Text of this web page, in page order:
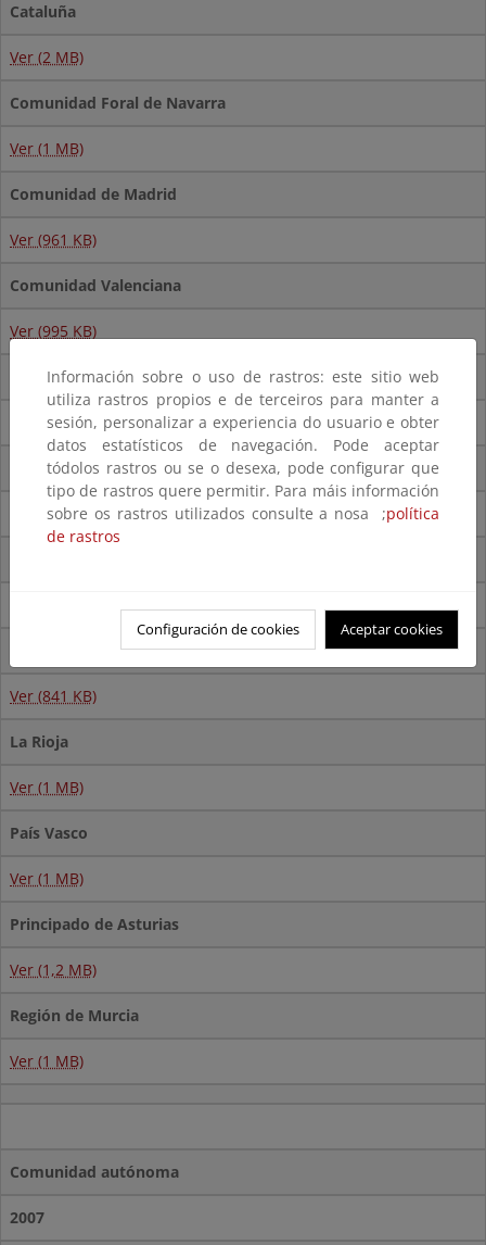
Cataluña
Ver (2 MB)
Comunidad Foral de Navarra
Ver (1 MB)
Comunidad de Madrid
Ver (961 KB)
Comunidad Valenciana
Ver (995 KB)
Extremadura
Ver (1,3 MB)
Galicia
Ver (1,2 MB)
Ver (841 KB)
La Rioja
Ver (1 MB)
País Vasco
Ver (1 MB)
Principado de Asturias
Ver (1,2 MB)
Región de Murcia
Ver (1 MB)
Comunidad autónoma
2007
Información sobre o uso de rastros: este sitio web
utiliza rastros propios e de terceiros para manter a
sesión, personalizar a experiencia do usuario e obter
datos estatísticos de navegación. Pode aceptar
tódolos rastros ou se o desexa, pode configurar que
tipo de rastros quere permitir. Para máis información
sobre os rastros utilizados consulte a nosa ;política
de rastros
Configuración de cookies Aceptar cookies